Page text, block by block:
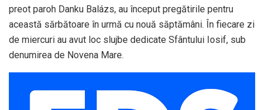
preot paroh Danku Balázs, au început pregătirile pentru
această sărbătoare în urmă cu nouă săptămâni. În fiecare zi
de miercuri au avut loc slujbe dedicate Sfântului Iosif, sub
denumirea de Novena Mare.